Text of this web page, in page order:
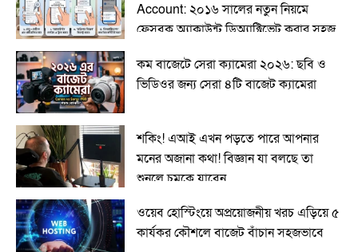
Account: ২০১৬ সালের নতুন নিয়মে
ফেসবুক অ্যাকাউন্ট ডিঅ্যাক্টিভেট করার সহজ
কম বাজেটে সেরা ক্যামেরা ২০২৬: ছবি ও
ভিডিওর জন্য সেরা ৪টি বাজেট ক্যামেরা
শকিং! এআই এখন পড়তে পারে আপনার
মনের অজানা কথা! বিজ্ঞান যা বলছে তা
শুনলে চমকে যাবেন
ওয়েব হোস্টিংয়ে অপ্রয়োজনীয় খরচ এড়িয়ে ৫
কার্যকর কৌশলে বাজেট বাঁচান সহজভাবে